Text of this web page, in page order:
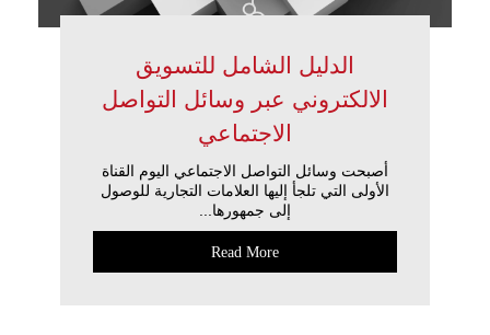
الدليل الشامل للتسويق
الالكتروني عبر وسائل التواصل
الاجتماعي
أصبحت وسائل التواصل الاجتماعي اليوم القناة
الأولى التي تلجأ إليها العلامات التجارية للوصول
إلى جمهورها...
Read More